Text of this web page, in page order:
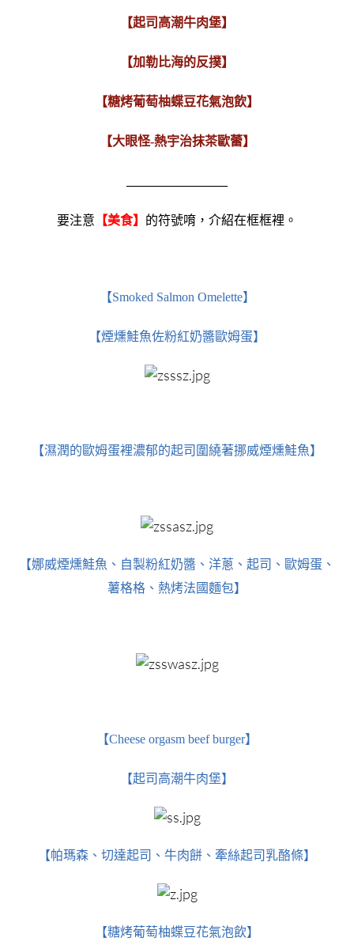
【起司高潮牛肉堡】
【加勒比海的反撲】
【糖烤葡萄柚蝶豆花氣泡飲】
【大眼怪-熱宇治抹茶歐蕾】
要注意 【美食】 的符號唷，介紹在框框裡。
【Smoked Salmon Omelette】
【煙燻鮭魚佐粉紅奶醬歐姆蛋】
【濕潤的歐姆蛋裡濃郁的起司圍繞著挪威煙燻鮭魚】
【娜威煙燻鮭魚、自製粉紅奶醬、洋蔥、起司、歐姆蛋、
薯格格、熱烤法國麵包】
【Cheese orgasm beef burger】
【起司高潮牛肉堡】
【帕瑪森、切達起司、牛肉餅、牽絲起司乳酪條】
【糖烤葡萄柚蝶豆花氣泡飲】